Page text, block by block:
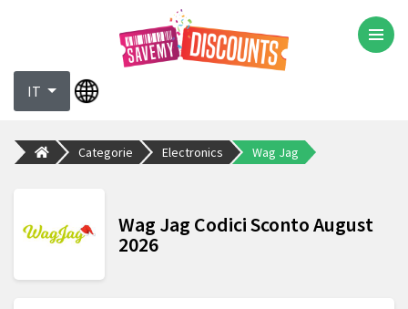
IT
Categorie Electronics Wag Jag
Wag Jag Codici Sconto August
2026